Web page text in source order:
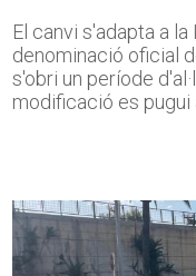
El canvi s'adapta a
denominació oficial
s'obri un període
modificació es pugui